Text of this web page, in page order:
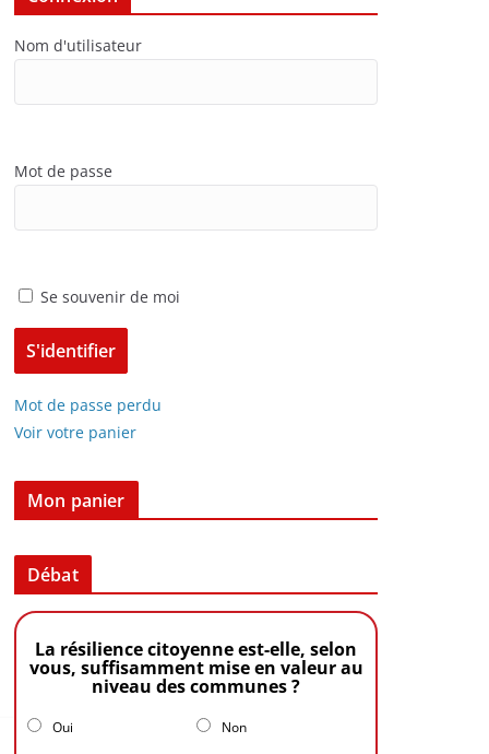
Nom d'utilisateur
Mot de passe
Se souvenir de moi
Mot de passe perdu
Voir votre panier
Mon panier
Débat
La résilience citoyenne est-elle, selon
vous, suffisamment mise en valeur au
niveau des communes ?
Oui Non